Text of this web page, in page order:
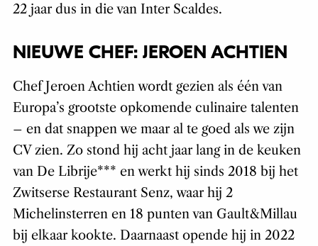
22 jaar dus in die van Inter Scaldes.
NIEUWE CHEF: JEROEN ACHTIEN
Chef Jeroen Achtien wordt gezien als één van
Europa’s grootste opkomende culinaire talenten
– en dat snappen we maar al te goed als we zijn
CV zien. Zo stond hij acht jaar lang in de keuken
van De Librije*** en werkt hij sinds 2018 bij het
Zwitserse Restaurant Senz, waar hij 2
Michelinsterren en 18 punten van Gault&Millau
bij elkaar kookte. Daarnaast opende hij in 2022